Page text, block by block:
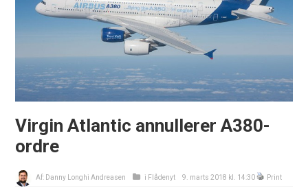
Virgin Atlantic annullerer A380-
ordre
Af: Danny Longhi Andreasen i Flådenyt 9. marts 2018 kl. 14:30 Print